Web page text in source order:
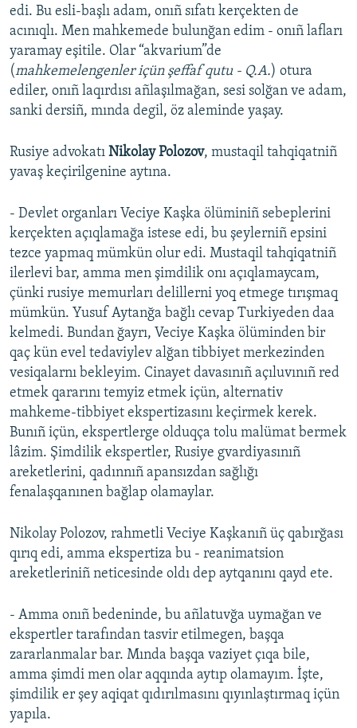
edi. Bu esli-başlı adam, onıñ sıfatı kerçekten de
acınıqlı. Men mahkemede bulunğan edim - onıñ lafları
yaramay eşitile. Olar “akvarium”de
(mahkemelengenler içün şeffaf qutu - Q.A.) otura
ediler, onıñ laqırdısı añlaşılmağan, sesi solğan ve adam,
sanki dersiñ, mında degil, öz aleminde yaşay.​
Rusiye advokatı Nikolay Polozov, mustaqil tahqiqatniñ
yavaş keçirilgenine aytına.
- Devlet organları Veciye Kaşka ölüminiñ sebeplerini
kerçekten açıqlamağa istese edi, bu şeylerniñ epsini
tezce yapmaq mümkün olur edi. Mustaqil tahqiqatniñ
ilerlevi bar, amma men şimdilik onı açıqlamaycam,
çünki rusiye memurları delillerni yoq etmege tırışmaq
mümkün. Yusuf Aytanğa bağlı cevap Turkiyeden daa
kelmedi. Bundan ğayrı, Veciye Kaşka ölüminden bir
qaç kün evel tedaviylev alğan tibbiyet merkezinden
vesiqalarnı bekleyim. Cinayet davasınıñ açıluvınıñ red
etmek qararını temyiz etmek içün, alternativ
mahkeme-tibbiyet ekspertizasını keçirmek kerek.
Bunıñ içün, ekspertlerge olduqça tolu malümat bermek
lâzim. Şimdilik ekspertler, Rusiye gvardiyasınıñ
areketlerini, qadınnıñ apansızdan sağlığı
fenalaşqanınen bağlap olamaylar.
Nikolay Polozov, rahmetli Veciye Kaşkanıñ üç qabırğası
qırıq edi, amma ekspertiza bu - reanimatsion
areketleriniñ neticesinde oldı dep aytqanını qayd ete.
- Amma onıñ bedeninde, bu añlatuvğa uymağan ve
ekspertler tarafından tasvir etilmegen, başqa
zararlanmalar bar. Mında başqa vaziyet çıqa bile,
amma şimdi men olar aqqında aytıp olamayım. İşte,
şimdilik er şey aqiqat qıdırılmasını qıyınlaştırmaq içün
yapıla.